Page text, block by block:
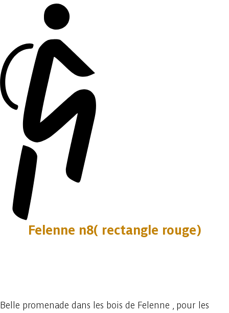
Felenne n8( rectangle rouge)
Belle promenade dans les bois de Felenne , pour les